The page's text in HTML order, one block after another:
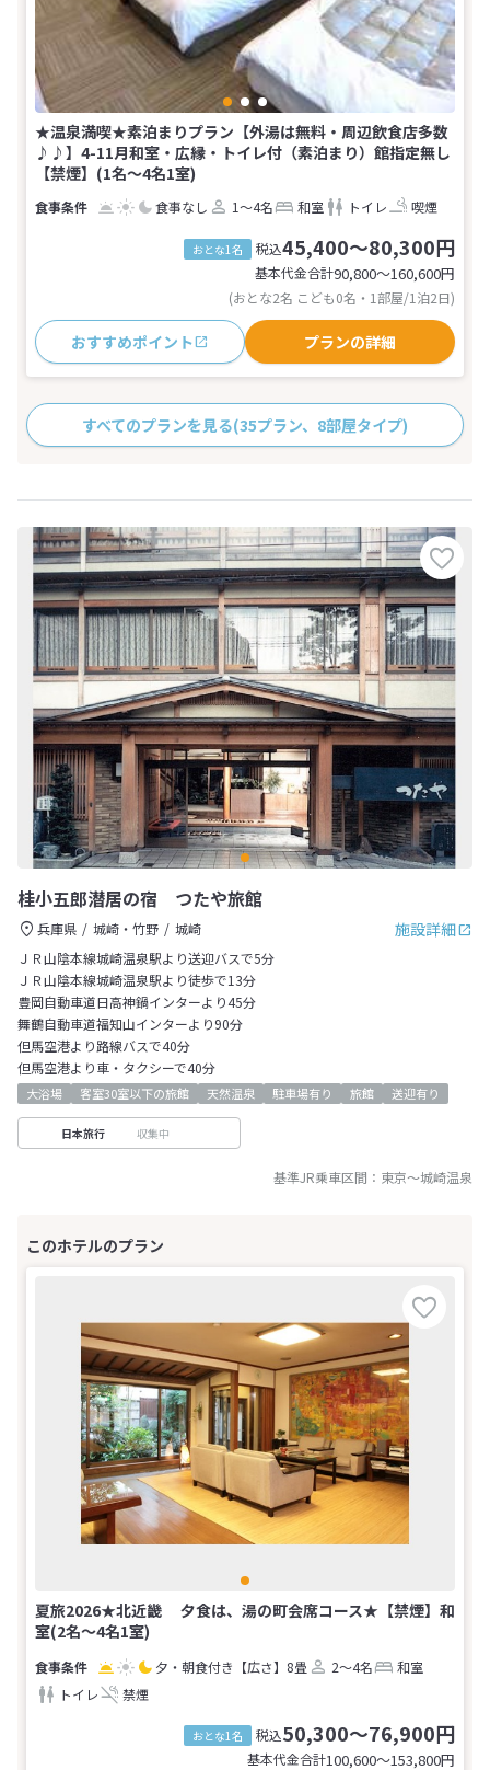
★温泉満喫★素泊まりプラン【外湯は無料・周辺飲食店多数
♪♪】4-11月和室・広縁・トイレ付（素泊まり）館指定無し
【禁煙】(1名～4名1室)
食事なし 1～4名 和室 トイレ 喫煙
おとな1名 税込45,400～80,300円
基本代金合計90,800〜160,600円
(おとな2名 こども0名・1部屋/1泊2日)
おすすめポイント プランの詳細
すべてのプランを見る(35プラン、8部屋タイプ)
桂小五郎潜居の宿 つたや旅館
施設詳細
兵庫県 城崎・竹野
城崎
ＪＲ山陰本線城崎温泉駅より送迎バスで5分
ＪＲ山陰本線城崎温泉駅より徒歩で13分
豊岡自動車道日高神鍋インターより45分
舞鶴自動車道福知山インターより90分
但馬空港より路線バスで40分
但馬空港より車・タクシーで40分
大浴場 客室30室以下の旅館 天然温泉 駐車場有り 旅館 送迎有り
日本旅行 収集中
基準JR乗車区間： 東京～城崎温泉
夏旅2026★北近畿 夕食は、湯の町会席コース★【禁煙】和
室(2名～4名1室)
夕・朝食付き 【広さ】8畳 2～4名
和室
トイレ
禁煙
おとな1名 税込50,300～76,900円
基本代金合計100,600〜153,800円